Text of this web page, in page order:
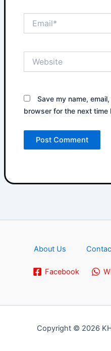
Save my name,
browser for the next time
About Us
Facebook
Copyright © 2026